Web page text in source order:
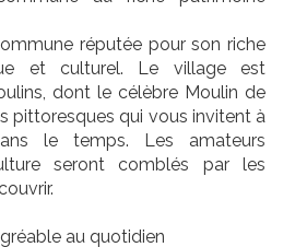
réputée pour son riche
et culturel. Le village est
dont le célèbre Moulin de
pittoresques qui vous invitent à
le temps. Les amateurs
seront comblés par les
au quotidien